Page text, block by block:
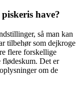
have?
så man kan
tilbehør som dejkroge
flere forskellige
flødeskum. Det er
om de